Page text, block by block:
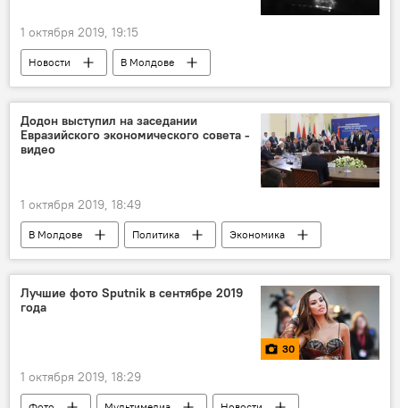
1 октября 2019, 19:15
Новости
В Молдове
Происшествия
Приднестровье
нетрезвый
нетрезвый водитель
вождение в нетрезвом виде
Додон выступил на заседании
Евразийского экономического совета -
видео
1 октября 2019, 18:49
В Молдове Политика
Экономика
Новости
Молдова и ЕАЭС
Лучшие фото Sputnik в сентябре 2019
года
30
1 октября 2019, 18:29